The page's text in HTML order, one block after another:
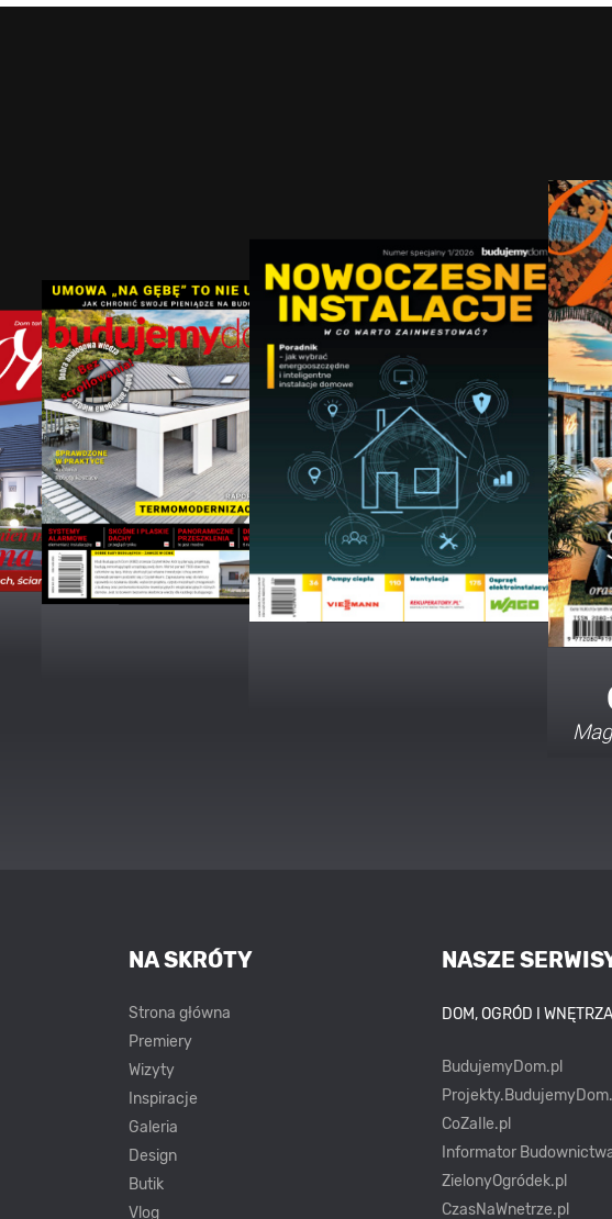
NASZE
DOM, OGRÓD I WNĘTRZA
BudujemyDom.pl
CoZaIle.pl
Informator
ZielonyOgródek.pl
CzasNaWnetrze.pl
NA SKRÓTY
Strona główna
Premiery
Wizyty
Inspiracje
Galeria
Design
Butik
Vlog